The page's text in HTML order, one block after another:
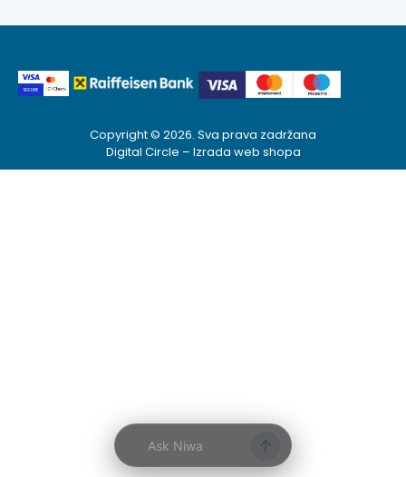
Copyright © 2026. Sva prava zadržana
Digital Circle – Izrada web shopa
Ask Niwa